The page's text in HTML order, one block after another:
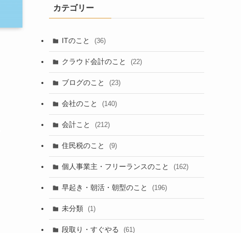
カテゴリー
ITのこと (36)
クラウド会計のこと (22)
ブログのこと (23)
会社のこと (140)
会計こと (212)
住民税のこと (9)
個人事業主・フリーランスのこと (162)
早起き・朝活・朝型のこと (196)
未分類 (1)
段取り・すぐやる (61)